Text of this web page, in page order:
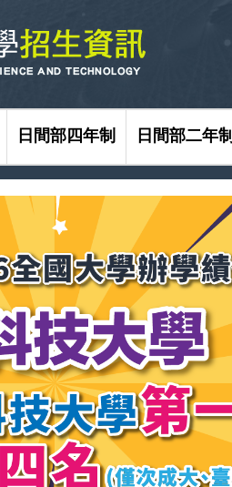
日間部四年制 日間部二年制